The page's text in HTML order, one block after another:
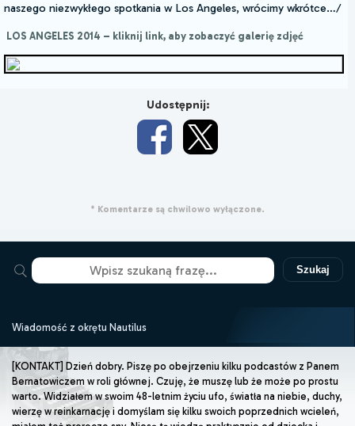
naszego niezwykłego spotkania w Los Angeles, wrócimy wkrótce…/
LOS ANGELES 2014 – kliknij link, aby zobaczyć galerię zdjęć
Udostępnij:
* Komentarze są chwilowo wyłączone.
Szukaj
Wiadomość z okrętu Nautilus
[KONTAKT] Dzień dobry. Piszę po obejrzeniu kilku podcastów z Panem
Bernatowiczem w roli głównej. Czuję, że muszę lub że może po prostu
warto. Widziałem w swoim 48-letnim życiu ufo, światła na niebie, duchy,
wierzę w reinkarnację i domyślam się kilku swoich poprzednich wcieleń,